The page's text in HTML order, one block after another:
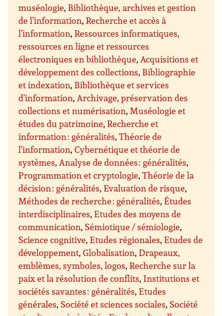
muséologie, Bibliothèque, archives et gestion
de l’information,Recherche et accès à
l’information,Ressources informatiques,
ressources en ligne et ressources
électroniques en bibliothèque,Acquisitions et
développement des collections, Bibliographie
et indexation, Bibliothèque et services
d’information,Archivage, préservation des
collections et numérisation,Muséologie et
études du patrimoine,Recherche et
information : généralités,Théorie de
l’information,Cybernétique et théorie de
systèmes,Analyse de données : généralités,
Programmation et cryptologie,Théorie de la
décision : généralités,Evaluation de risque,
Méthodes de recherche : généralités,Études
interdisciplinaires,Etudes des moyens de
communication, Sémiotique / sémiologie,
Science cognitive,Etudes régionales,Etudes de
développement,Globalisation,Drapeaux,
emblèmes, symboles, logos,Recherche sur la
paix et la résolution de conflits, Institutions et
sociétés savantes : généralités,Etudes
générales, Société et sciences sociales, Société